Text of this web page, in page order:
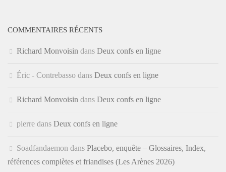
COMMENTAIRES RÉCENTS
Richard Monvoisin dans Deux confs en ligne
Éric - Contrebasso dans Deux confs en ligne
Richard Monvoisin dans Deux confs en ligne
pierre dans Deux confs en ligne
Soadfandaemon dans Placebo, enquête – Glossaires, Index,
références complètes et friandises (Les Arènes 2026)